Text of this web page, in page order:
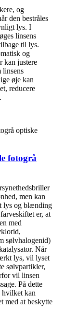
og
den bestråles
lys. I
linsens
til lys.
og
kan justere
linsens
øje kan
reducere
fotogrå
men kan
lys og blænding
er, at
med
sølvhalogenid)
Når
lys, vil lyset
sølvpartikler,
vil linsen
På dette
kan
med at beskytte